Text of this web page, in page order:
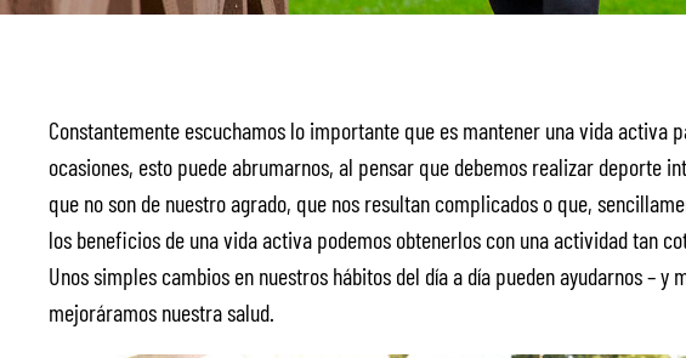
Constantemente escuchamos lo importante que es mantener una vida activa
ocasiones, esto puede abrumarnos, al pensar que debemos realizar deporte
que no son de nuestro agrado, que nos resultan complicados o que,
los beneficios de una vida activa podemos obtenerlos con una actividad tan
Unos simples cambios en nuestros hábitos del día a día pueden ayudarnos – y
mejoráramos nuestra salud.